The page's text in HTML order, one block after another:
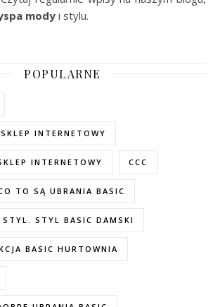
modyi stylu.
POPULARNE
INTERNETOWY
INTERNETOWY CCC
TO SĄ UBRANIA BASIC
STYL BASIC DAMSKI
BASIC HURTOWNIA